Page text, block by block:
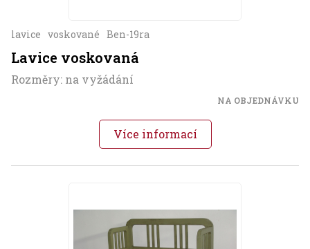
lavice voskované Ben-19ra
Lavice voskovaná
Rozměry: na vyžádání
NA OBJEDNÁVKU
Více informací